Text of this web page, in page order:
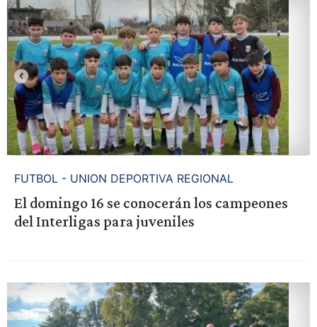
FUTBOL - UNION DEPORTIVA REGIONAL
El domingo 16 se conocerán los campeones
del Interligas para juveniles